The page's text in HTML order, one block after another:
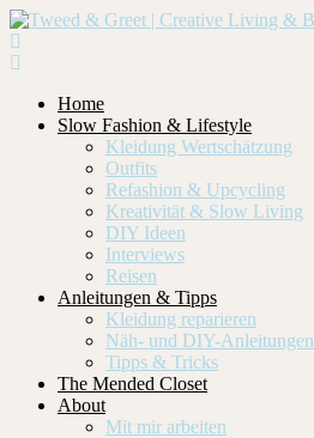
Home
Slow Fashion & Lifestyle
Kleidung Wertschätzung
Outfits
Refashion & Upcycling
Kreativität & Slow Living
DIY Ideen
Interviews
Reisen
Anleitungen & Tipps
Kleidung reparieren
Näh- und DIY-Anleitungen
Tipps & Tricks
The Mended Closet
About
Mit mir arbeiten